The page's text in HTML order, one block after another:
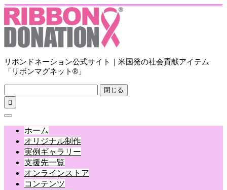
リボンドネーション公式サイト｜米国発の社会貢献アイテム
「リボンマグネット®」
閉じる

ホーム
オリジナル制作
実例ギャラリー
支援先一覧
オンラインストア
コンテンツ